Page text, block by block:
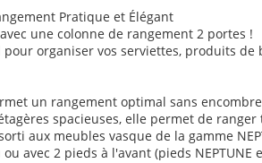
Pratique et Élégant
une colonne de rangement 2 portes !
organiser vos serviettes, produits
un rangement optimal sans
spacieuses, elle permet de ranger
aux meubles vasque de la gamme
avec 2 pieds à l'avant (pieds NEPTUNE